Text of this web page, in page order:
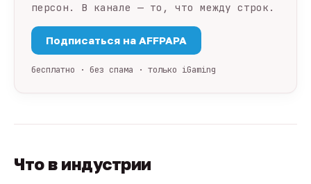
персон. В канале — то, что между строк.
Подписаться на AFFPAPA
бесплатно · без спама · только iGaming
Что в индустрии